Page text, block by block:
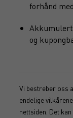
forhånd
og
Vi bestreber oss
endelige
nettsiden. Det